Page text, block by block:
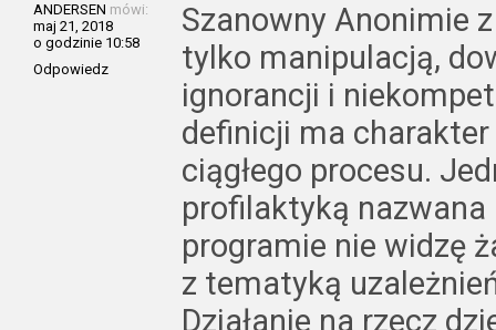
ANDERSEN mówi:
maj 21, 2018
o godzinie 10:58
Odpowiedz
Szanowny Anonimie
tylko manipulacją,
ignorancji i
definicji ma
ciągłego procesu.
profilaktyką
programie nie widzę
z tematyką
Działanie na rzecz